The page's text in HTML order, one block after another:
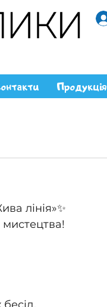
Продукція
лінія»✨
мистецтва!